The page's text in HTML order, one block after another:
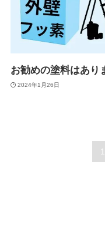
お勧めの塗料はあり
2024年1月26日
1